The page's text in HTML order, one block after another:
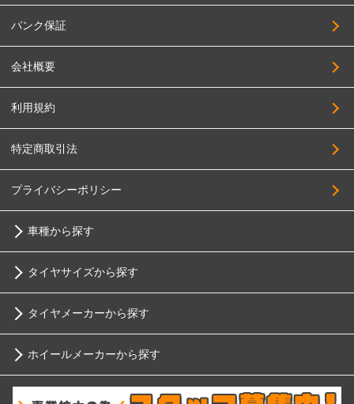
パンク保証
会社概要
利用規約
特定商取引法
プライバシーポリシー
車種から探す
トヨタ
ニッサン
タイヤサイズから探す
10インチ
12インチ
タイヤメーカーから探す
ブリヂストン
ホイールメーカーから探す
RIH